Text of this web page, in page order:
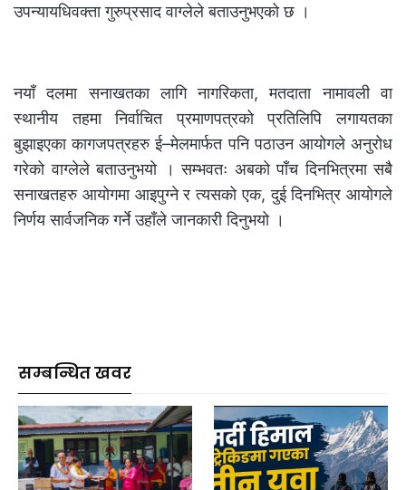
उपन्यायधिवक्ता गुरुप्रसाद वाग्लेले बताउनुभएको छ ।
नयाँ दलमा सनाखतका लागि नागरिकता, मतदाता नामावली वा
स्थानीय तहमा निर्वाचित प्रमाणपत्रको प्रतिलिपि लगायतका
बुझाइएका कागजपत्रहरु ई–मेलमार्फत पनि पठाउन आयोगले अनुरोध
गरेको वाग्लेले बताउनुभयो । सम्भवतः अबको पाँच दिनभित्रमा सबै
सनाखतहरु आयोगमा आइपुग्ने र त्यसको एक, दुई दिनभित्र आयोगले
निर्णय सार्वजनिक गर्ने उहाँले जानकारी दिनुभयो ।
सम्बन्धित खवर